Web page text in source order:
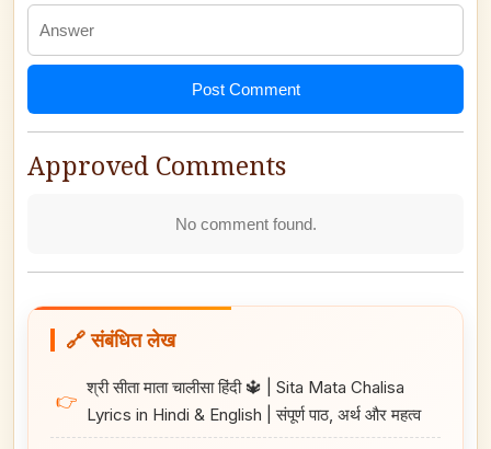
Post Comment
Approved Comments
No comment found.
🔗 संबंधित लेख
👉
श्री सीता माता चालीसा हिंदी 🔱 | Sita Mata Chalisa
Lyrics in Hindi & English | संपूर्ण पाठ, अर्थ और महत्व